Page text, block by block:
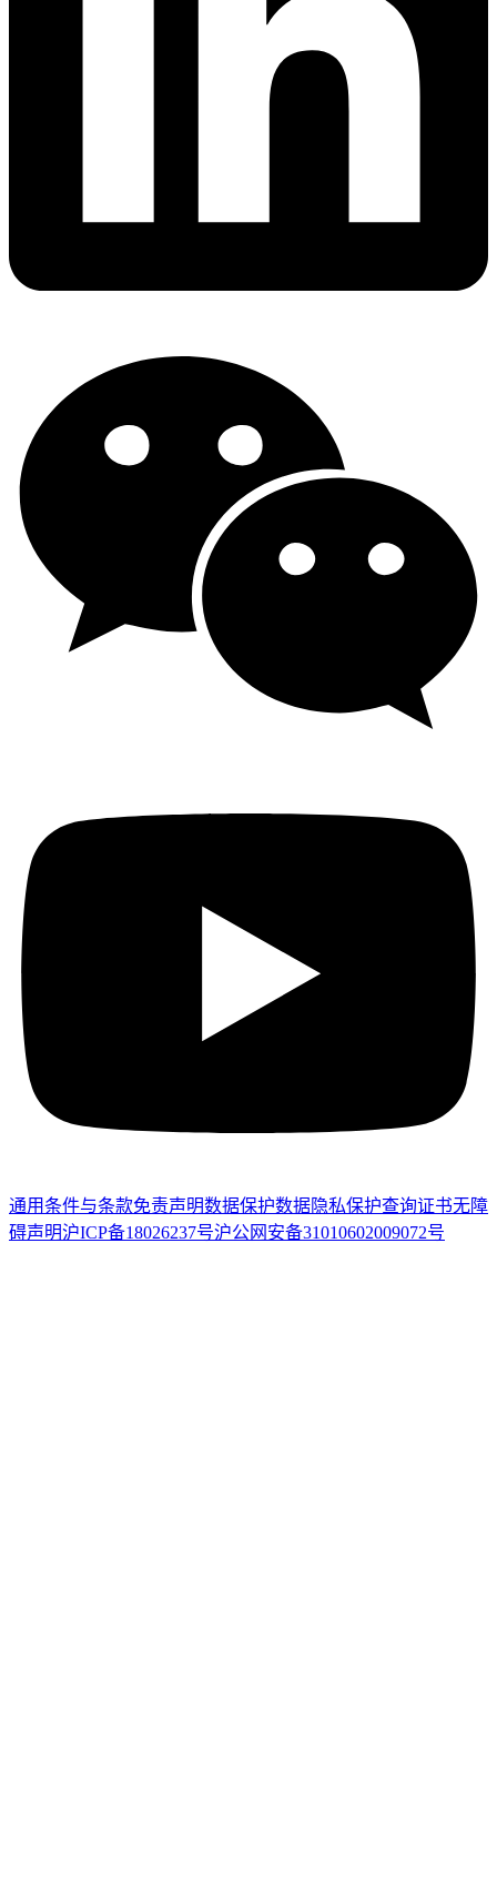
通用条件与条款免责声明数据保护数据隐私保护查询证书无障
碍声明沪ICP备18026237号沪公网安备31010602009072号